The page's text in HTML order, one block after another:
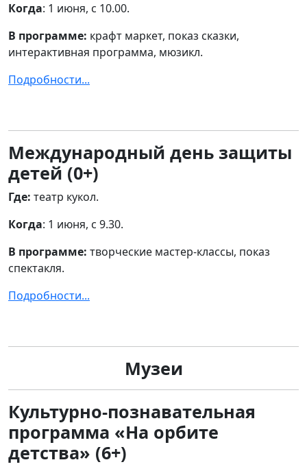
Когда: 1 июня, с 10.00.
В программе: крафт маркет, показ сказки,
интерактивная программа, мюзикл.
Подробности...
Международный день защиты
детей (0+)
Где: театр кукол.
Когда: 1 июня, с 9.30.
В программе: творческие мастер-классы, показ
спектакля.
Подробности...
Музеи
Культурно-познавательная
программа «На орбите
детства» (6+)